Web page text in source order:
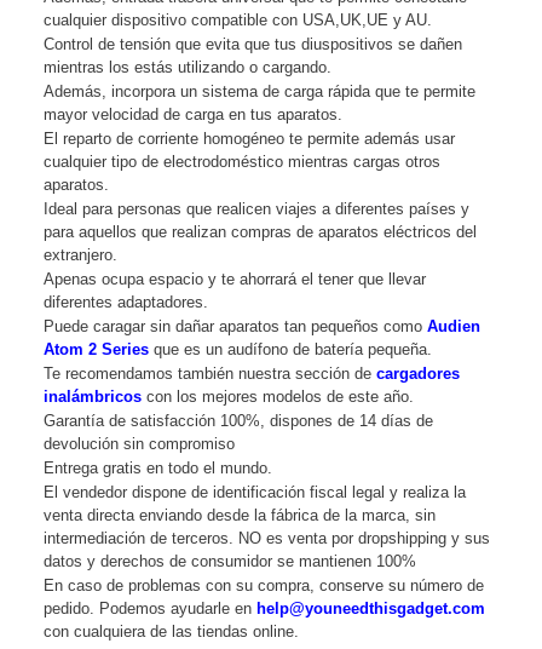
cualquier dispositivo compatible con USA,UK,UE y AU.
Control de tensión que evita que tus diuspositivos se dañen
mientras los estás utilizando o cargando.
Además, incorpora un sistema de carga rápida que te permite
mayor velocidad de carga en tus aparatos.
El reparto de corriente homogéneo te permite además usar
cualquier tipo de electrodoméstico mientras cargas otros
aparatos.
Ideal para personas que realicen viajes a diferentes países y
para aquellos que realizan compras de aparatos eléctricos del
extranjero.
Apenas ocupa espacio y te ahorrará el tener que llevar
diferentes adaptadores.
Puede caragar sin dañar aparatos tan pequeños como Audien
Atom 2 Series que es un audífono de batería pequeña.
Te recomendamos también nuestra sección de cargadores
inalámbricos con los mejores modelos de este año.
Garantía de satisfacción 100%, dispones de 14 días de
devolución sin compromiso
Entrega gratis en todo el mundo.
El vendedor dispone de identificación fiscal legal y realiza la
venta directa enviando desde la fábrica de la marca, sin
intermediación de terceros. NO es venta por dropshipping y sus
datos y derechos de consumidor se mantienen 100%
En caso de problemas con su compra, conserve su número de
pedido. Podemos ayudarle en help@youneedthisgadget.com
con cualquiera de las tiendas online.